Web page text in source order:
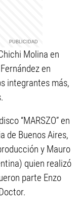
Molina en
en
integrantes más,
“MARSZO” en
de Buenos Aires,
y Mauro
quien realizó
parte Enzo